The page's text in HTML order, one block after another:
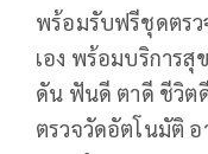
พร้อมรับฟรีชุดตรว
เอง พร้อมบริการสุ
ดัน ฟันดี ตาดี ชีวิต
ตรวจวัดอัตโนมัติ